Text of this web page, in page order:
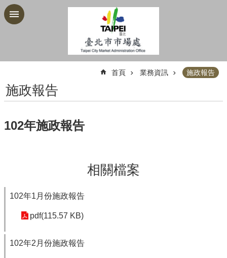
跳到主要內容區塊
首頁 業務資訊 施政報告
施政報告
102年施政報告
相關檔案
102年1月份施政報告
pdf(115.57 KB)
102年2月份施政報告